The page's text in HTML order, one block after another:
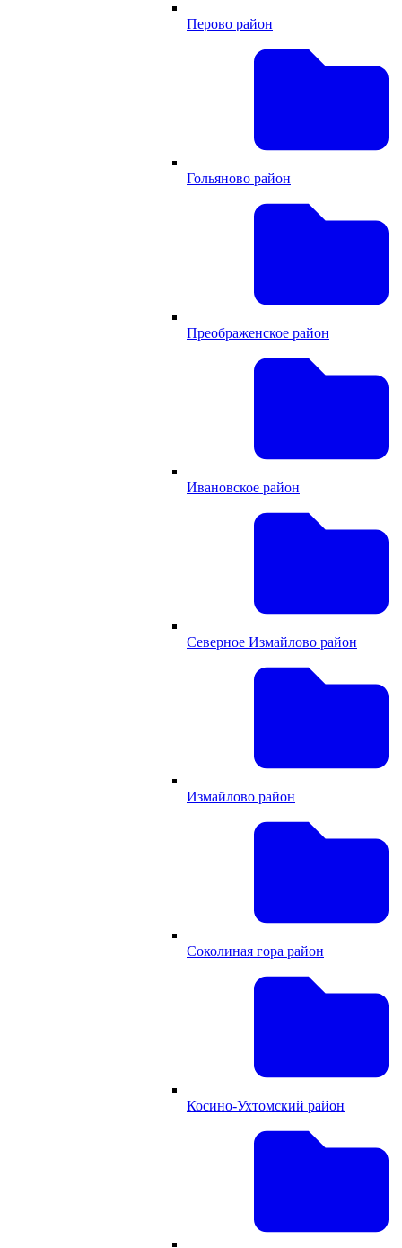
Перово район
Гольяново район
Преображенское район
Ивановское район
Северное Измайлово район
Измайлово район
Соколиная гора район
Косино-Ухтомский район